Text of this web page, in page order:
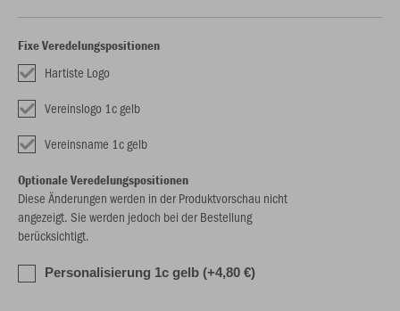
Fixe Veredelungspositionen
Hartiste Logo
Vereinslogo 1c gelb
Vereinsname 1c gelb
Optionale Veredelungspositionen
Diese Änderungen werden in der Produktvorschau nicht
angezeigt. Sie werden jedoch bei der Bestellung
berücksichtigt.
Personalisierung 1c gelb (+4,80 €)